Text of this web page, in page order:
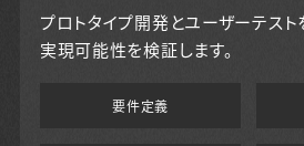
プロトタイプ開発とユーザーテスト
実現可能性を検証します。
要件定義